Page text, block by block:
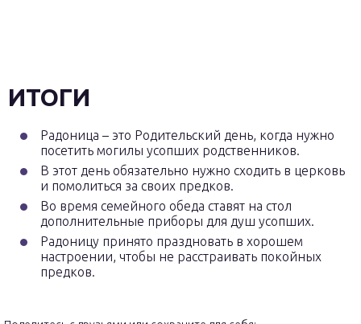
ИТОГИ
Радоница – это Родительский день, когда нужно
посетить могилы усопших родственников.
В этот день обязательно нужно сходить в церковь
и помолиться за своих предков.
Во время семейного обеда ставят на стол
дополнительные приборы для душ усопших.
Радоницу принято праздновать в хорошем
настроении, чтобы не расстраивать покойных
предков.